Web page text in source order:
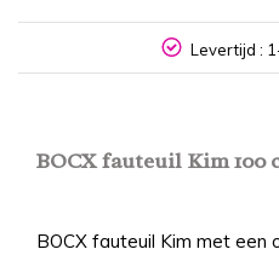
Levertijd :
BOCX fauteuil Kim 100
BOCX fauteuil Kim met een